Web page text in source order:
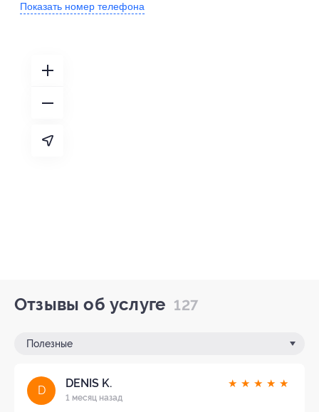
Показать номер телефона
Отзывы об услуге 127
Полезные
D
DENIS K.
1 месяц назад
★ ★ ★ ★ ★